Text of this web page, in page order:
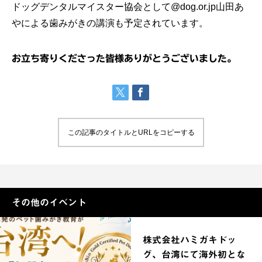
ドッグデンタルマイスター協会として@dog.or.jp山田あ
やによる歯みがきの講演も予定されています。
お立ち寄りくださった皆様ありがとうございました。
この記事のタイトルとURLをコピーする
その他のイベント
株式会社ハミガキドッ
グ、台湾にて海外初とな